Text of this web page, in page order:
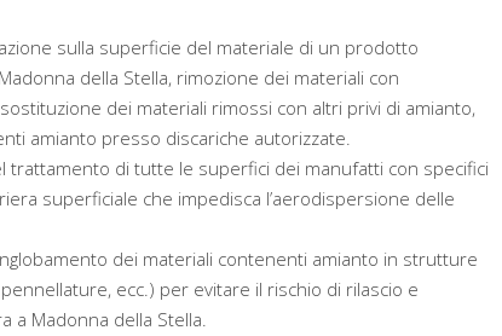
sulla superficie del materiale di un prodotto
della Stella, rimozione dei materiali con
dei materiali rimossi con altri privi di amianto,
amianto presso discariche autorizzate.
di tutte le superfici dei manufatti con specifici
superficiale che impedisca l’aerodispersione delle
dei materiali contenenti amianto in strutture
ecc.) per evitare il rischio di rilascio e
a Madonna della Stella.